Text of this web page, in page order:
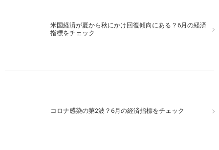
米国経済が夏から秋にかけ回復傾向にある？6月の経済
指標をチェック
コロナ感染の第2波？6月の経済指標をチェック